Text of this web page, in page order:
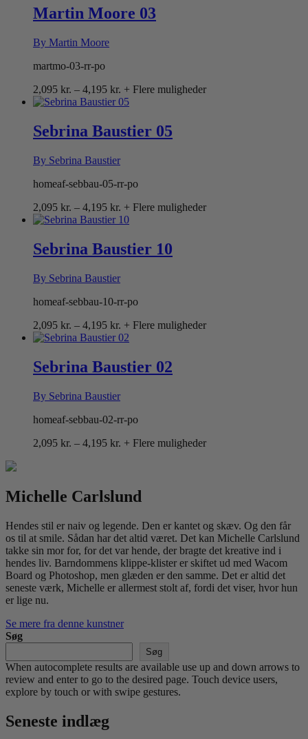
Martin Moore 03
By Martin Moore
martmo-03-rr-po
2,095 kr. – 4,195 kr. Prisinterval:
2,095 kr.
4,195 kr.
+ Flere muligheder
Sebrina Baustier 05
By Sebrina Baustier
homeaf-sebbau-05-rr-po
2,095 kr. – 4,195 kr. Prisinterval:
2,095 kr.
4,195 kr.
+ Flere muligheder
Sebrina Baustier 10
By Sebrina Baustier
homeaf-sebbau-10-rr-po
2,095 kr. – 4,195 kr. Prisinterval:
2,095 kr.
4,195 kr.
+ Flere muligheder
Sebrina Baustier 02
By Sebrina Baustier
homeaf-sebbau-02-rr-po
2,095 kr. – 4,195 kr. Prisinterval:
+ Flere muligheder
Michelle Carlslund
Hendes stil er naiv og legende. Den er kantet og skæv. Og den får
os til at smile. Sådan har det altid været. Det kan Michelle Carlslund
takke sin mor for, for det var hende, der bragte det kreative ind i
hendes liv. Barndommens klippe-klister er skiftet ud med Wacom
Board og Photoshop, men glæden er den samme. Det er altid det
seneste værk, Michelle er allermest stolt af, fordi det viser, hvor hun
er lige nu.
Se mere fra denne kunstner
Søg
Søg
When autocomplete results are available use up and down arrows to
review and enter to go to the desired page. Touch device users,
explore by touch or with swipe gestures.
Seneste indlæg